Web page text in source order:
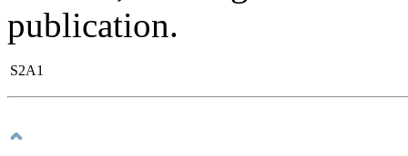
publication.
S2A1